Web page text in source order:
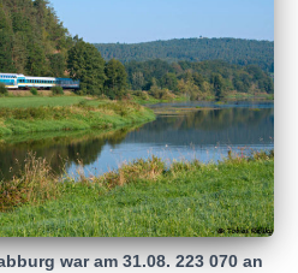
war am 31.08. 223 070 an